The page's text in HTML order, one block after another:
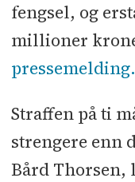
fengsel, og
millioner
pressemelding.
Straffen på ti
strengere enn
Bård Thorsen,